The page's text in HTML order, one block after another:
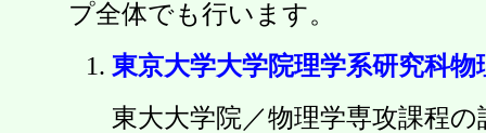
プ全体でも行います。
東京大学大学院理学系研究科
東大大学院／物理学専攻課程の